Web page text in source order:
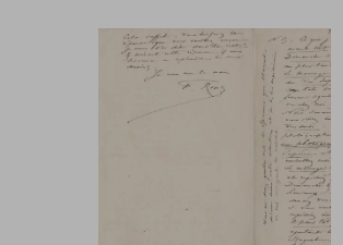
Bruxelles, Bibliothèque royale de
Cabinet des Manuscrits